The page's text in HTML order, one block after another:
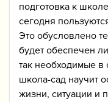
подготовка к
сегодня
Это обусловлено
будет обеспечен
так необходимые
школа-сад научит
жизни, ситуации и